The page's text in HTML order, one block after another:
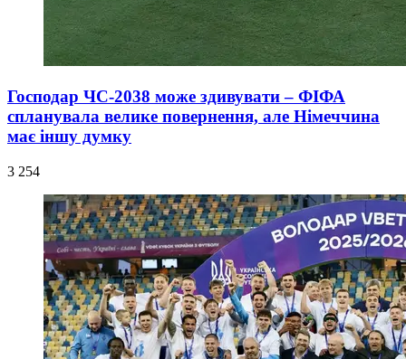
Господар ЧС-2038 може здивувати – ФІФА
спланувала велике повернення, але Німеччина
має іншу думку
3 254